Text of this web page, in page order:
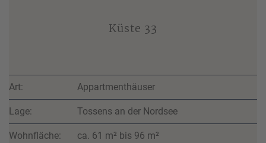
Küste 33
Art: Appartmenthäuser
Lage: Tossens an der Nordsee
Wohnfläche: ca. 61 m² bis 96 m²